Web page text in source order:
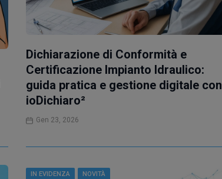
Dichiarazione di Conformità e
Certificazione Impianto Idraulico:
guida pratica e gestione digitale con
ioDichiaro²
Gen 23, 2026
IN EVIDENZA NOVITÀ